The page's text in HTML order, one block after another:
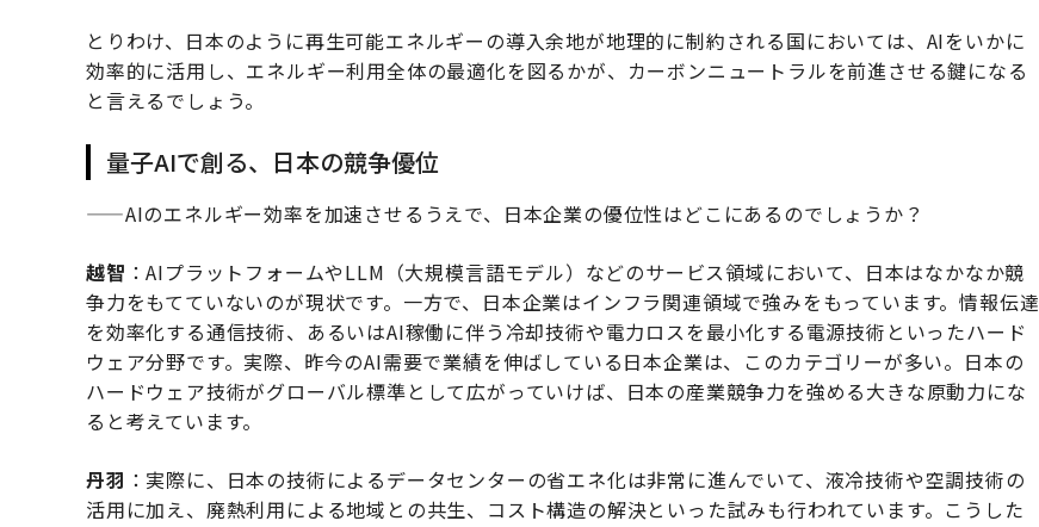
とりわけ、日本のように再生可能エネルギーの導入余地が地理的に制約される国においては、AIをいかに
効率的に活用し、エネルギー利用全体の最適化を図るかが、カーボンニュートラルを前進させる鍵になる
と言えるでしょう。
量子AIで創る、日本の競争優位
——AIのエネルギー効率を加速させるうえで、日本企業の優位性はどこにあるのでしょうか？
越智 ：AIプラットフォームやLLM（大規模言語モデル）などのサービス領域において、日本はなかなか競
争力をもてていないのが現状です。一方で、日本企業はインフラ関連領域で強みをもっています。情報伝達
を効率化する通信技術、あるいはAI稼働に伴う冷却技術や電力ロスを最小化する電源技術といったハード
ウェア分野です。実際、昨今のAI需要で業績を伸ばしている日本企業は、このカテゴリーが多い。日本の
ハードウェア技術がグローバル標準として広がっていけば、日本の産業競争力を強める大きな原動力にな
ると考えています。
丹羽 ：実際に、日本の技術によるデータセンターの省エネ化は非常に進んでいて、液冷技術や空調技術の
活用に加え、廃熱利用による地域との共生、コスト構造の解決といった試みも行われています。こうした